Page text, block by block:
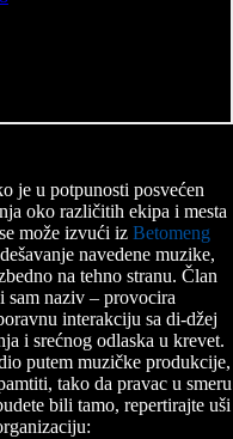
je u potpunosti posvećen
oko različitih ekipa i mesta
može izvući iz Betomeng
navedene muzike,
na tehno stranu. Član
sam naziv – provocira
interakciju sa di-džej
i srećnog odlaska u krevet.
putem muzičke produkcije,
tako da pravac u smeru
bili tamo, repertirajte uši